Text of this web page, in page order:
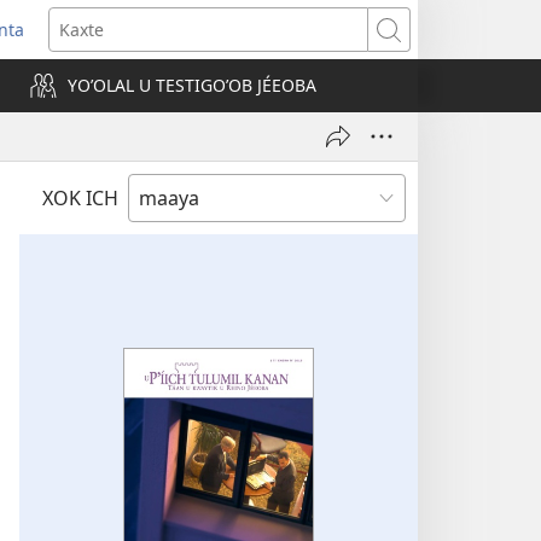
Kaxte
YOʼOLAL U TESTIGOʼOB JÉEOBA
XOK ICH